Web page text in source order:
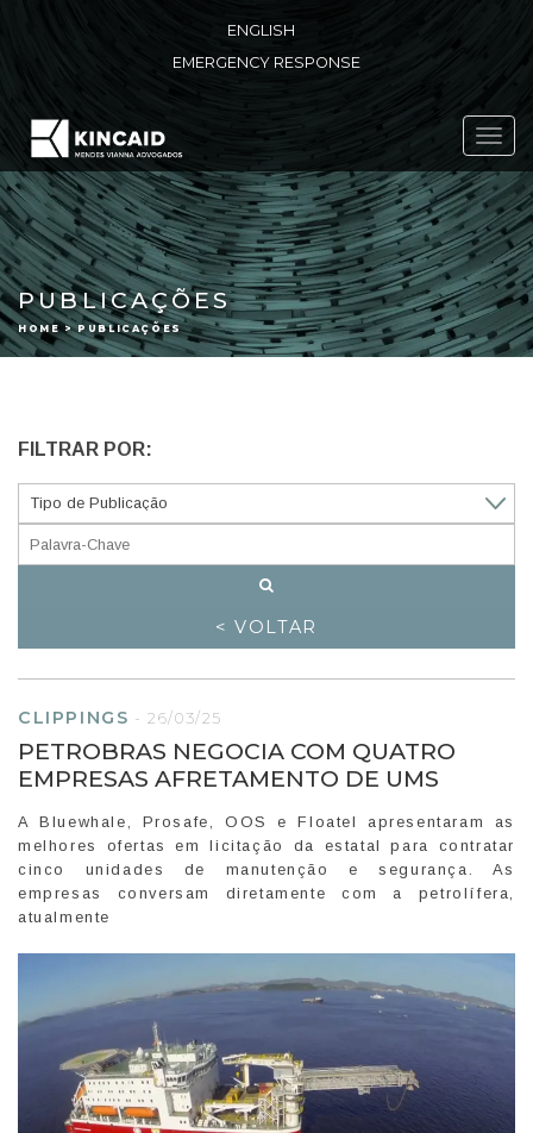
ENGLISH
EMERGENCY RESPONSE
PUBLICAÇÕES
HOME > PUBLICAÇÕES
FILTRAR POR:
< VOLTAR
CLIPPINGS - 26/03/25
PETROBRAS NEGOCIA COM QUATRO
EMPRESAS AFRETAMENTO DE UMS
A Bluewhale, Prosafe, OOS e Floatel apresentaram as
melhores ofertas em licitação da estatal para contratar
cinco unidades de manutenção e segurança. As
empresas conversam diretamente com a petrolífera,
atualmente